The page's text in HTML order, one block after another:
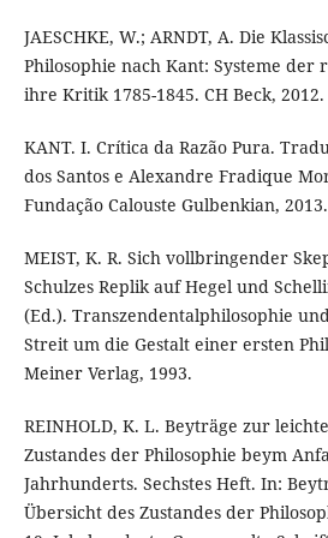
JAESCHKE, W.; ARNDT, A. Die
Philosophie nach Kant: Systeme der
ihre Kritik 1785-1845. CH Beck, 2012.
KANT. I. Crítica da Razão Pura.
dos Santos e Alexandre Fradique
Fundação Calouste Gulbenkian, 2013.
MEIST, K. R. Sich vollbringender
Schulzes Replik auf Hegel und
(Ed.). Transzendentalphilosophie
Streit um die Gestalt einer ersten
Meiner Verlag, 1993.
REINHOLD, K. L. Beyträge zur
Zustandes der Philosophie beym
Jahrhunderts. Sechstes Heft. In:
Übersicht des Zustandes der